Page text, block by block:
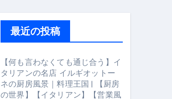
最近の投稿
【何も言わなくても通じ合う】イ
タリアンの名店 イルギオットー
ネの厨房風景｜料理王国 | 【厨房
の世界】【イタリアン】【営業風